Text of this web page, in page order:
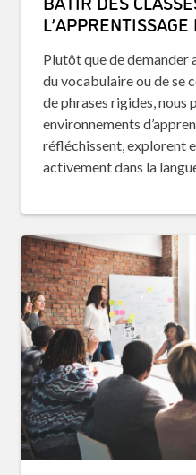
L’APPRENTISSAGE
Plutôt que de demander
du vocabulaire ou de se
de phrases rigides, nous
environnements
réfléchissent, explorent
activement dans la